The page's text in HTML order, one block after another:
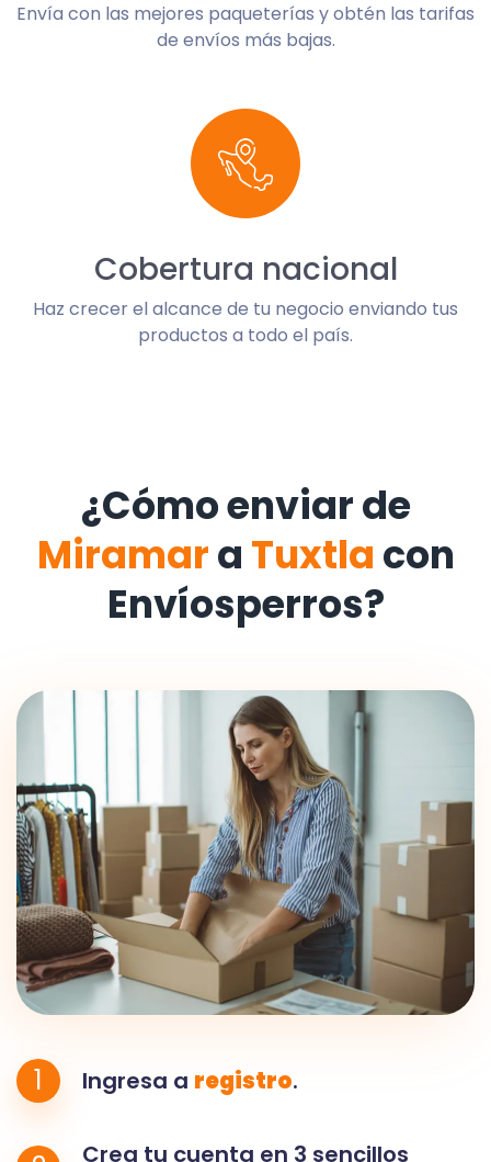
Envía con las mejores paqueterías y obtén las tarifas
de envíos más bajas.
Cobertura nacional
Haz crecer el alcance de tu negocio enviando tus
productos a todo el país.
¿Cómo enviar de
Miramara Tuxtla con
Envíosperros?
1 Ingresa a registro.
Crea tu cuenta en 3 sencillos